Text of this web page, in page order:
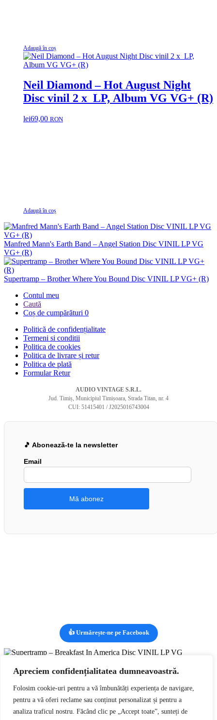
Apreciem confidențialitatea dumneavoastră.
Folosim cookie-uri pentru a vă îmbunătăți experiența de navigare,
pentru a vă oferi reclame sau conținut personalizat și pentru a
analiza traficul nostru. Făcând clic pe „Accept toate”, sunteți de
Adaugă în coș
Neil Diamond – Hot August Night
Disc vinil 2 x LP, Album VG VG+ (R)
lei69,00 RON
Adaugă în coș
Manfred Mann's Earth Band – Angel Station Disc VINIL LP VG
VG+ (R)
Supertramp – Brother Where You Bound Disc VINIL LP VG+ (R)
Contul meu
Caută
Coș de cumpărături 0
Politică de confidențialitate
Termeni si conditii
Politica de cookies
Politica de livrare și retur
Politica de plată
Formular Retur
AUDIO VINTAGE S.R.L.
Jud. Timiș, Municipiul Timișoara, Strada Titan, nr. 4
CUI: 51415401 / J2025016743004
🎵 Abonează-te la newsletter
Email
👍 Urmărește-ne pe Facebook
VG lei89,00 RON
Adaugă în coș
Coșul tău